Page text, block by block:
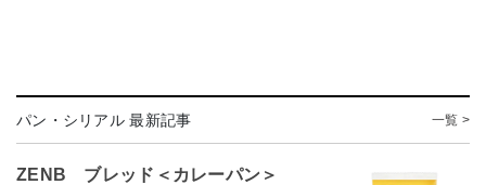
パン・シリアル 最新記事 一覧 >
ZENB ブレッド＜カレーパン＞